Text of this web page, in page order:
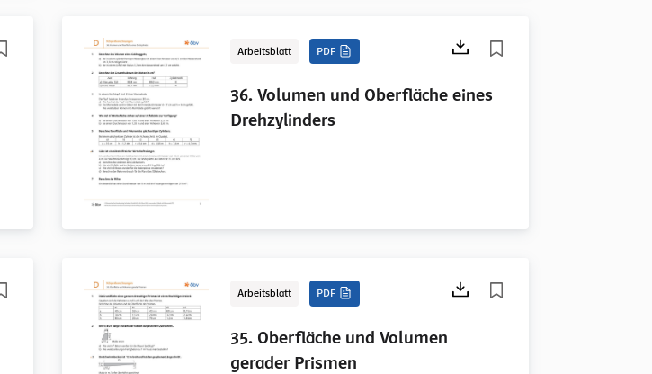
Arbeitsblatt PDF
36. Volumen und Oberfläche eines
Drehzylinders
Arbeitsblatt PDF
35. Oberfläche und Volumen
gerader Prismen